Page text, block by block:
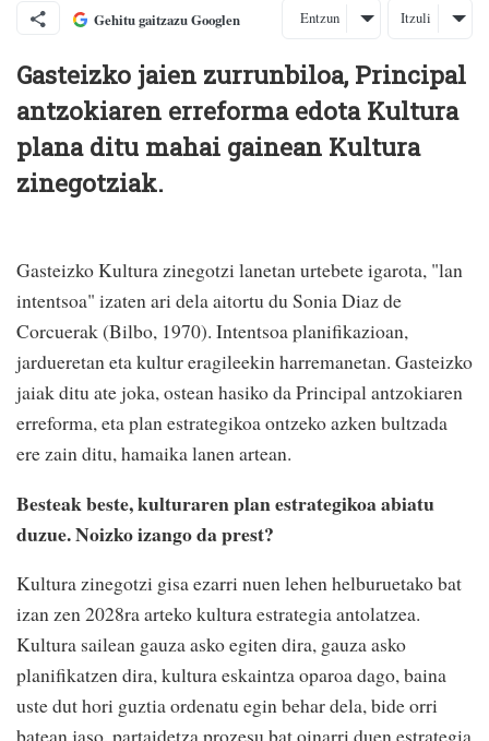
Gehitu gaitzazu Googlen Entzun Itzuli
Gasteizko jaien zurrunbiloa, Principal
antzokiaren erreforma edota Kultura
plana ditu mahai gainean Kultura
zinegotziak.
Gasteizko Kultura zinegotzi lanetan urtebete igarota, "lan
intentsoa" izaten ari dela aitortu du Sonia Diaz de
Corcuerak (Bilbo, 1970). Intentsoa planifikazioan,
jardueretan eta kultur eragileekin harremanetan. Gasteizko
jaiak ditu ate joka, ostean hasiko da Principal antzokiaren
erreforma, eta plan estrategikoa ontzeko azken bultzada
ere zain ditu, hamaika lanen artean.
Besteak beste, kulturaren plan estrategikoa abiatu
duzue. Noizko izango da prest?
Kultura zinegotzi gisa ezarri nuen lehen helburuetako bat
izan zen 2028ra arteko kultura estrategia antolatzea.
Kultura sailean gauza asko egiten dira, gauza asko
planifikatzen dira, kultura eskaintza oparoa dago, baina
uste dut hori guztia ordenatu egin behar dela, bide orri